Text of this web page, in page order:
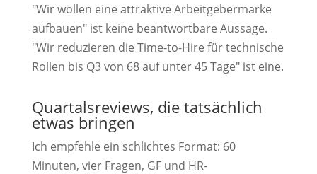
"Wir wollen eine attraktive Arbeitgebermarke
aufbauen" ist keine beantwortbare Aussage.
"Wir reduzieren die Time-to-Hire für technische
Rollen bis Q3 von 68 auf unter 45 Tage" ist eine.
Quartalsreviews, die tatsächlich
etwas bringen
Ich empfehle ein schlichtes Format: 60
Minuten, vier Fragen, GF und HR-